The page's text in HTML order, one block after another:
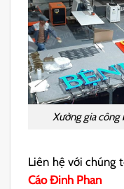
Xưởng gia
Liên hệ với chúng
Cáo Đinh Phan